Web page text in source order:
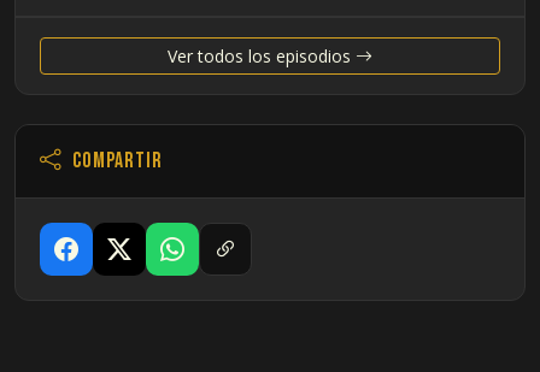
06 El de los compañeros de siesta
08 En el que a Chandler no le gustan los perros
09 El de todos los caramelos
Ver todos los episodios
Compartir